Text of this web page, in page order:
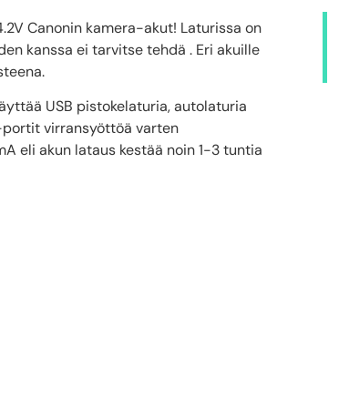
Canonin kamera-akut! Laturissa on
kanssa ei tarvitse tehdä . Eri akuille
USB pistokelaturia, autolaturia
virransyöttöä varten
eli akun lataus kestää noin 1-3 tuntia